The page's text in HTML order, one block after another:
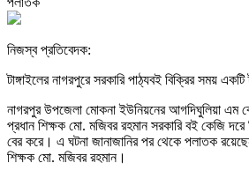
নিজস্ব প্রতিবেদক:
টাঙ্গাইলের নাগরপুরে সরকারি পাঠ্যবই বিক্রির সময়
নাগরপুর উপজেলা মোকনা ইউনিয়নের আগদিঘুলিয়া এম
প্রধান শিক্ষক মো. মজিবর রহমান সরকারি বই কেজি
বের করে। এ ঘটনা জানাজানির পর থেকে পলাতক
শিক্ষক মো. মজিবর রহমান।